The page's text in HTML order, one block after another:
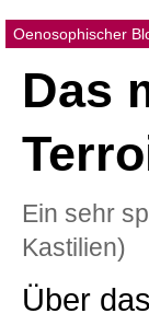
Oenosophischer
Das
Ein sehr
Kastilien)
Über